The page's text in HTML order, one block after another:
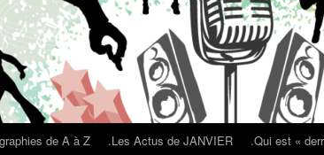
de A à Z .Les Actus de JANVIER .Qui est «